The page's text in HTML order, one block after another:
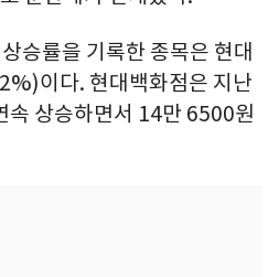
승률을 기록한 종목은 현대
이다. 현대백화점은 지난
속 상승하면서 14만 6500원